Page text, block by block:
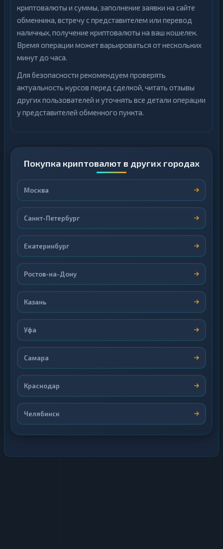
криптовалюты и суммы, заполнение заявки на сайте
обменника, встречу с представителем или перевод
наличных, получение криптовалюты на ваш кошелек.
Время операции может варьироваться от нескольких
минут до часа.
Для безопасности рекомендуем проверять
актуальность курсов перед сделкой, читать отзывы
других пользователей и уточнять все детали операции
у представителей обменного пункта.
Покупка криптовалют в других городах
Москва
Санкт-Петербург
Екатеринбург
Ростов-на-Дону
Казань
Уфа
Самара
Краснодар
Челябинск